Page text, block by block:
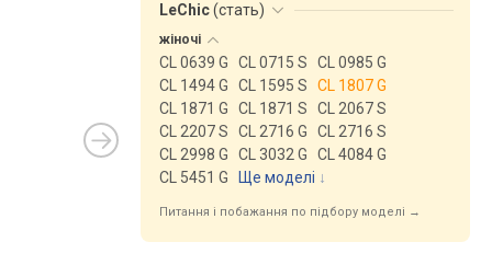
LeChic(стать)
жіночі
CL 0639 G CL 0715 S
CL 0985 G
CL 1494 G
CL 1595 S
CL 1807 G
CL 1871 G
CL 1871 S
CL 2067 S
CL 2207 S
CL 2716 G
CL 2716 S
CL 2998 G
CL 3032 G
CL 4084 G
CL 5451 G
Ще моделі ↓
Питання і побажання по підбору моделі →